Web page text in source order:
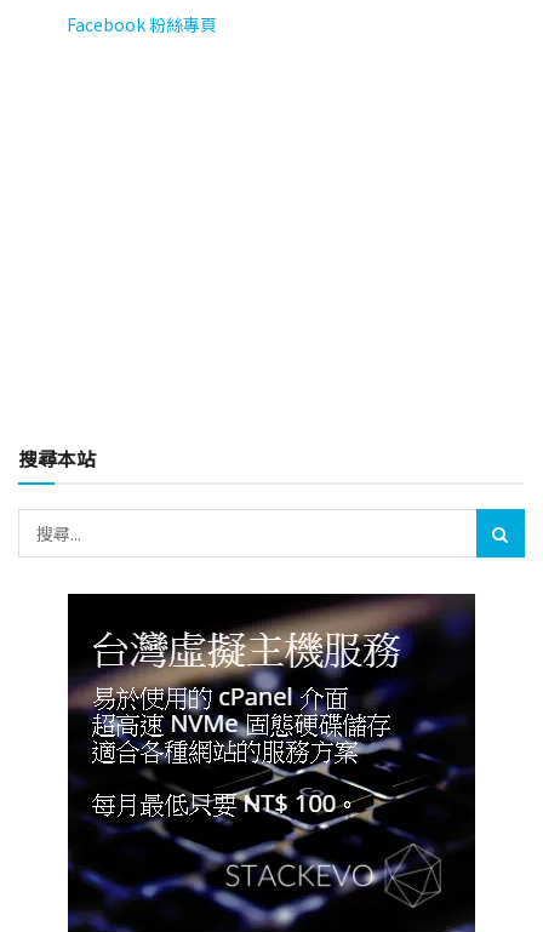
Facebook 粉絲專頁
搜尋本站